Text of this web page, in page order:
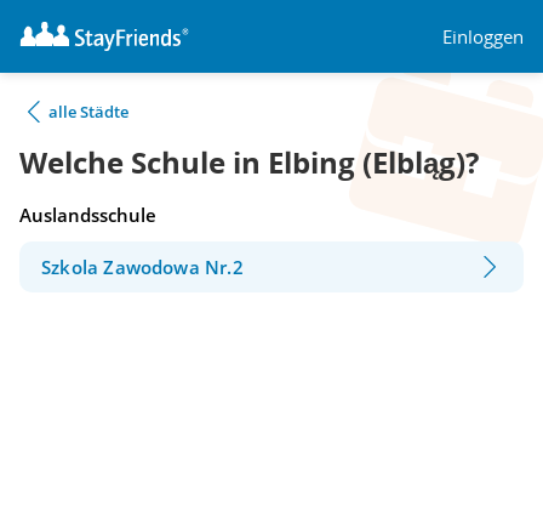
Einloggen
alle Städte
Welche Schule in Elbing (Elbląg)?
Auslandsschule
Szkola Zawodowa Nr.2